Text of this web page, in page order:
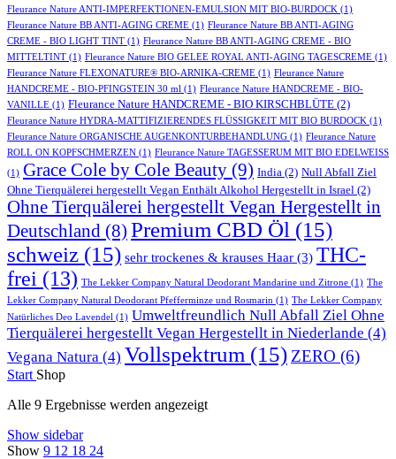
Fleurance Nature ANTI-IMPERFEKTIONEN-EMULSION MIT BIO-BURDOCK (1)
Fleurance Nature BB ANTI-AGING CREME (1) Fleurance Nature BB ANTI-AGING
CREME - BIO LIGHT TINT (1) Fleurance Nature BB ANTI-AGING CREME - BIO
MITTELTINT (1) Fleurance Nature BIO GELEE ROYAL ANTI-AGING TAGESCREME (1)
Fleurance Nature FLEXONATURE® BIO-ARNIKA-CREME (1) Fleurance Nature
HANDCREME - BIO-PFINGSTEIN 30 ml (1) Fleurance Nature HANDCREME - BIO-
VANILLE (1) Fleurance Nature HANDCREME - BIO KIRSCHBLÜTE (2)
Fleurance Nature HYDRA-MATTIFIZIERENDES FLÜSSIGKEIT MIT BIO BURDOCK (1)
Fleurance Nature ORGANISCHE AUGENKONTURBEHANDLUNG (1) Fleurance Nature
ROLL ON KOPFSCHMERZEN (1) Fleurance Nature TAGESSERUM MIT BIO EDELWEISS
(1) Grace Cole by Cole Beauty (9) India (2) Null Abfall Ziel
Ohne Tierquälerei hergestellt Vegan Enthält Alkohol Hergestellt in Israel (2)
Ohne Tierquälerei hergestellt Vegan Hergestellt in
Deutschland (8) Premium CBD Öl (15)
schweiz (15) sehr trockenes & krauses Haar (3) THC-
frei (13) The Lekker Company Natural Deodorant Mandarine und Zitrone (1) The
Lekker Company Natural Deodorant Pfefferminze und Rosmarin (1) The Lekker Company
Natürliches Deo Lavendel (1) Umweltfreundlich Null Abfall Ziel Ohne
Tierquälerei hergestellt Vegan Hergestellt in Niederlande (4)
Vegana Natura (4) Vollspektrum (15) ZERO (6)
Start Shop
Alle 9 Ergebnisse werden angezeigt
Show sidebar
Show 9 12 18 24